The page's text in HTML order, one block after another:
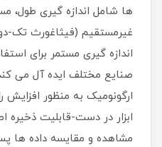
ها شامل اندازه گیری طول،
غیرمستقیم (فیثاغورث تک-
اندازه گیری مستمر برای
صنایع مختلف ایده آل می
ارگونومیک به منظور افزایش
ابزار در دست-قابلیت ذخیره
مشاهده و مقایسه داده ها